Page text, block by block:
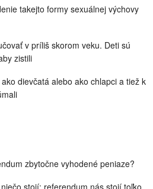
takejto formy sexuálnej výchovy
v príliš skorom veku. Deti sú
zistili
dievčatá alebo ako chlapci a tiež k
zbytočne vyhodené peniaze?
stojí; referendum nás stojí toľko,